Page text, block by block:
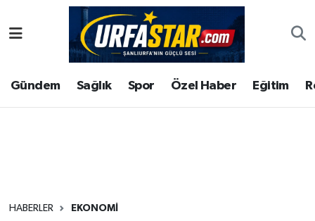
Gündem Sağlık Spor Özel Haber Eğitim
HABERLER EKONOMI
ASAYİS
ÇEVRE
Şanlıurfa Nöbetçi Eczaneler
Şanlıurfa Hava Durumu